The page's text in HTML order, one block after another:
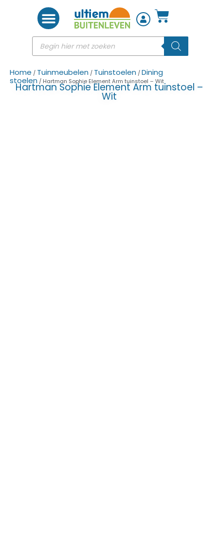
Home / Tuinmeubelen / Tuinstoelen /Dining
stoelen / Hartman Sophie Element Arm tuinstoel – Wit
Hartman Sophie Element Arm tuinstoel –
Wit